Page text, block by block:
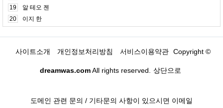
19
알 테오 젠
20
이지 한
사이트소개 개인정보처리방침 서비스이용약관 Copyright ©
dreamwas.comAll rights reserved. 상단으로
도메인 관련 문의 / 기타문의 사항이 있으시면 이메일